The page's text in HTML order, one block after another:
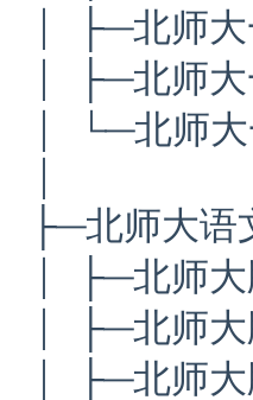
│ │ ├─北师大
│ │ ├─北师大
│ │ └─北师大
│ ├─北师大语
│ │ ├─北师大
│ │ ├─北师大
│ │ ├─北师大